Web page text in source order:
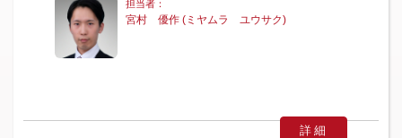
宮村 優作 (ミヤムラ ユウサク)
詳細